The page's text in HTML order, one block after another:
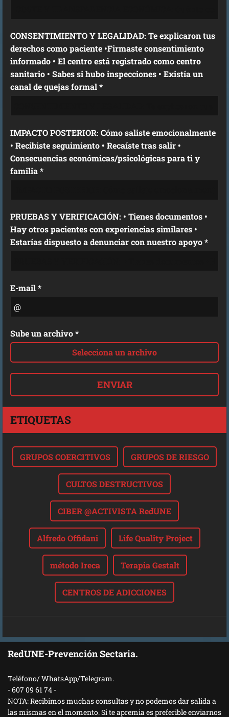
CONSENTIMIENTO Y LEGALIDAD: Te explicaron tus
derechos como paciente •Firmaste consentimiento
informado • El centro está registrado como centro
sanitario • Sabes si hubo inspecciones • Existía un
canal de quejas formal *
IMPACTO POSTERIOR: Cómo saliste emocionalmente
• Recibiste seguimiento • Recaíste tras salir •
Consecuencias económicas/psicológicas para ti y
familia *
PRUEBAS Y VERIFICACIÓN: • Tienes documentos •
Hay otros pacientes con experiencias similares •
Estarías dispuesto a denunciar con nuestro apoyo *
E-mail *
Sube un archivo *
Selecciona un archivo
ETIQUETAS
GRUPOS COERCITIVOS GRUPOS DE RIESGO
CULTOS DESTRUCTIVOS
CIBER @ACTIVISTA RedUNE
Alfredo Offidani Life Quality Project
método Ireca Terapia Gestalt
CENTROS DE ADICCIONES
RedUNE-Prevención Sectaria.
Teléfono/ WhatsApp/Telegram.
- 607 09 61 74 -
NOTA: Recibimos muchas consultas y no podemos dar salida a
las mismas en el momento. Si te apremia es preferible enviarnos